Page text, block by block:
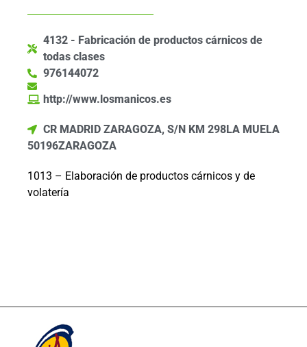
4132 - Fabricación de productos cárnicos de
todas clases
976144072
http://www.losmanicos.es
CR MADRID ZARAGOZA, S/N KM 298LA MUELA
50196ZARAGOZA
1013 – Elaboración de productos cárnicos y de
volatería